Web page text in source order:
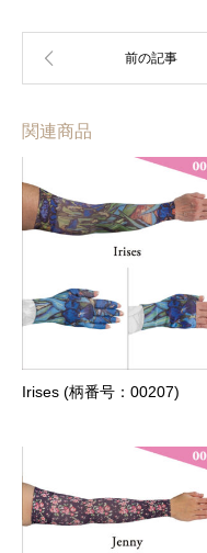
関連商品
Irises (柄番号：00207)